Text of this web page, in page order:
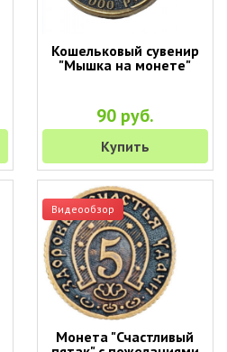
Кошельковый сувенир
"Мышка на монете"
90 руб.
Купить
Видеообзор
Монета "Счастливый